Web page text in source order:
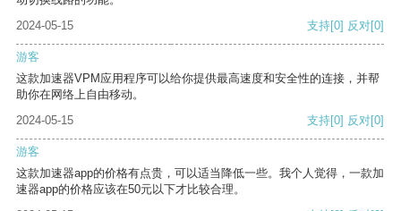
2024-05-15
支持[0] 反对[0]
游客
这款加速器VPM应用程序可以给你提供最高速度和安全性的连接，并帮
助你在网络上自由移动。
2024-05-15
支持[0] 反对[0]
游客
这款加速器app的价格有点贵，可以适当降低一些。我个人觉得，一款加
速器app的价格应该在50元以下才比较合理。